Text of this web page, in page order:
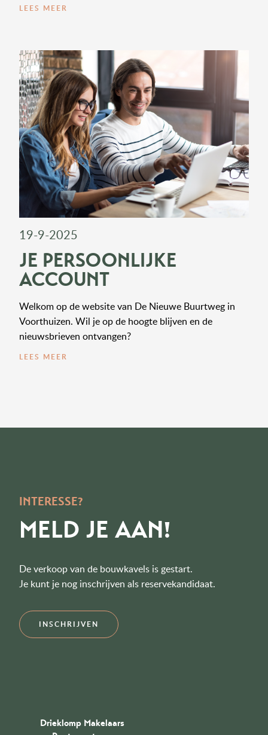
LEES MEER
19-9-2025
JE PERSOONLIJKE
ACCOUNT
Welkom op de website van De Nieuwe Buurtweg in
Voorthuizen. Wil je op de hoogte blijven en de
nieuwsbrieven ontvangen?
LEES MEER
INTERESSE?
MELD JE AAN!
De verkoop van de bouwkavels is gestart.
Je kunt je nog inschrijven als reservekandidaat.
INSCHRIJVEN
Drieklomp Makelaars